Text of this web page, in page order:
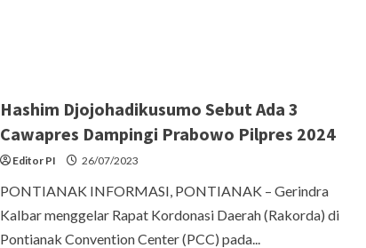
Hashim Djojohadikusumo Sebut Ada 3
Cawapres Dampingi Prabowo Pilpres 2024
Editor PI 26/07/2023
PONTIANAK INFORMASI, PONTIANAK – Gerindra
Kalbar menggelar Rapat Kordonasi Daerah (Rakorda) di
Pontianak Convention Center (PCC) pada...